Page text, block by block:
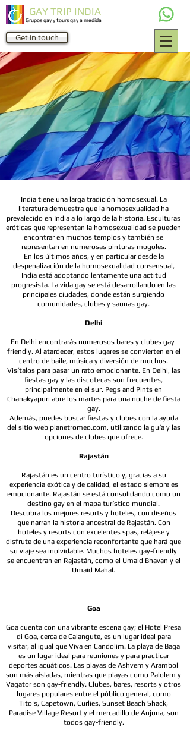
GAY TRIP INDIA
Grupos gay y tours gay a medida
Get in touch
India tiene una larga tradición homosexual. La
literatura demuestra que la homosexualidad ha
prevalecido en India a lo largo de la historia. Esculturas
eróticas que representan la homosexualidad se pueden
encontrar en muchos templos y también se
representan en numerosas pinturas mogoles.
En los últimos años, y en particular desde la
despenalización de la homosexualidad consensual,
India está adoptando lentamente una actitud
progresista. La vida gay se está desarrollando en las
principales ciudades, donde están surgiendo
comunidades, clubes y saunas gay.
Delhi
En Delhi encontrarás numerosos bares y clubes gay-
friendly. Al atardecer, estos lugares se convierten en el
centro de baile, música y diversión de muchos.
Visítalos para pasar un rato emocionante. En Delhi, las
fiestas gay y las discotecas son frecuentes,
principalmente en el sur. Pegs and Pints ​​en
Chanakyapuri abre los martes para una noche de fiesta
gay.
Además, puedes buscar fiestas y clubes con la ayuda
del sitio web planetromeo.com, utilizando la guía y las
opciones de clubes que ofrece.​
Rajastán
Rajastán es un centro turístico y, gracias a su
experiencia exótica y de calidad, el estado siempre es
emocionante. Rajastán se está consolidando como un
destino gay en el mapa turístico mundial.
Descubra los mejores resorts y hoteles, con diseños
que narran la historia ancestral de Rajastán. Con
hoteles y resorts con excelentes spas, relájese y
disfrute de una experiencia reconfortante que hará que
su viaje sea inolvidable. Muchos hoteles gay-friendly
se encuentran en Rajastán, como el Umaid Bhavan y el
Umaid Mahal.
Goa
Goa cuenta con una vibrante escena gay; el Hotel Presa
di Goa, cerca de Calangute, es un lugar ideal para
visitar, al igual que Viva en Candolim. La playa de Baga
es un lugar ideal para reuniones y para practicar
deportes acuáticos. Las playas de Ashvem y Arambol
son más aisladas, mientras que playas como Palolem y
Vagator son gay-friendly. Clubes, bares, resorts y otros
lugares populares entre el público general, como
Tito's, Capetown, Curlies, Sunset Beach Shack,
Paradise Village Resort y el mercadillo de Anjuna, son
todos gay-friendly.